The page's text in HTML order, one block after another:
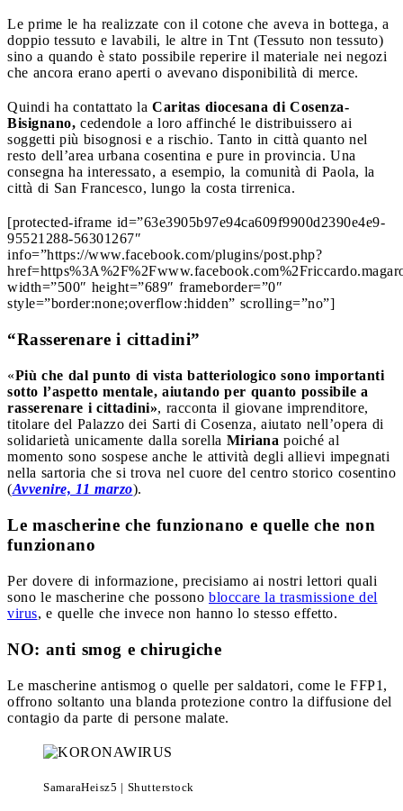
Le prime le ha realizzate con il cotone che aveva in bottega, a
doppio tessuto e lavabili, le altre in Tnt (Tessuto non tessuto)
sino a quando è stato possibile reperire il materiale nei negozi
che ancora erano aperti o avevano disponibilità di merce.
Quindi ha contattato la Caritas diocesana di Cosenza-
Bisignano, cedendole a loro affinché le distribuissero ai
soggetti più bisognosi e a rischio. Tanto in città quanto nel
resto dell’area urbana cosentina e pure in provincia. Una
consegna ha interessato, a esempio, la comunità di Paola, la
città di San Francesco, lungo la costa tirrenica.
[protected-iframe id=”63e3905b97e94ca609f9900d2390e4e9-
95521288-56301267″
info=”https://www.facebook.com/plugins/post.php?
width=”500″ height=”689″ frameborder=”0″
style=”border:none;overflow:hidden” scrolling=”no”]
“Rasserenare i cittadini”
«Più che dal punto di vista batteriologico sono importanti
sotto l’aspetto mentale, aiutando per quanto possibile a
rasserenare i cittadini», racconta il giovane imprenditore,
titolare del Palazzo dei Sarti di Cosenza, aiutato nell’opera di
solidarietà unicamente dalla sorella Miriana poiché al
momento sono sospese anche le attività degli allievi impegnati
nella sartoria che si trova nel cuore del centro storico cosentino
(Avvenire, 11 marzo).
Le mascherine che funzionano e quelle che non
funzionano
Per dovere di informazione, precisiamo ai nostri lettori quali
sono le mascherine che possono bloccare la trasmissione del
virus, e quelle che invece non hanno lo stesso effetto.
NO: anti smog e chirugiche
Le mascherine antismog o quelle per saldatori, come le FFP1,
offrono soltanto una blanda protezione contro la diffusione del
contagio da parte di persone malate.
SamaraHeisz5 | Shutterstock